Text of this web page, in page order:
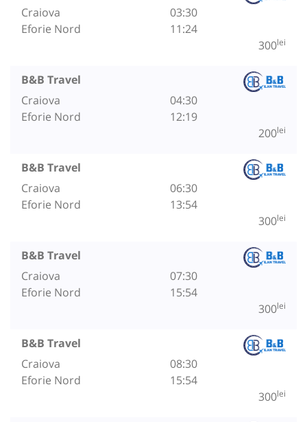
Craiova
Eforie Nord
03:30
11:24
300lei
B&B Travel
Craiova
Eforie Nord
04:30
12:19
200lei
B&B Travel
Craiova
Eforie Nord
06:30
13:54
300lei
B&B Travel
Craiova
Eforie Nord
07:30
15:54
300lei
B&B Travel
Craiova
Eforie Nord
08:30
15:54
300lei